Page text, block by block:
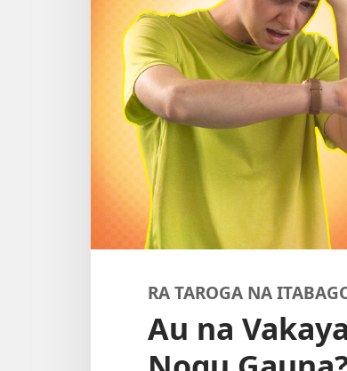
RA TAROGA NA
Au na